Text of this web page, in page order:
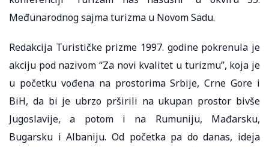
Međunarodnog sajma turizma u Novom Sadu.
Redakcija Turističke prizme 1997. godine pokrenula je
akciju pod nazivom “Za novi kvalitet u turizmu”, koja je
u početku vođena na prostorima Srbije, Crne Gore i
BiH, da bi je ubrzo prširili na ukupan prostor bivše
Jugoslavije, a potom i na Rumuniju, Mađarsku,
Bugarsku i Albaniju. Od početka pa do danas, ideja